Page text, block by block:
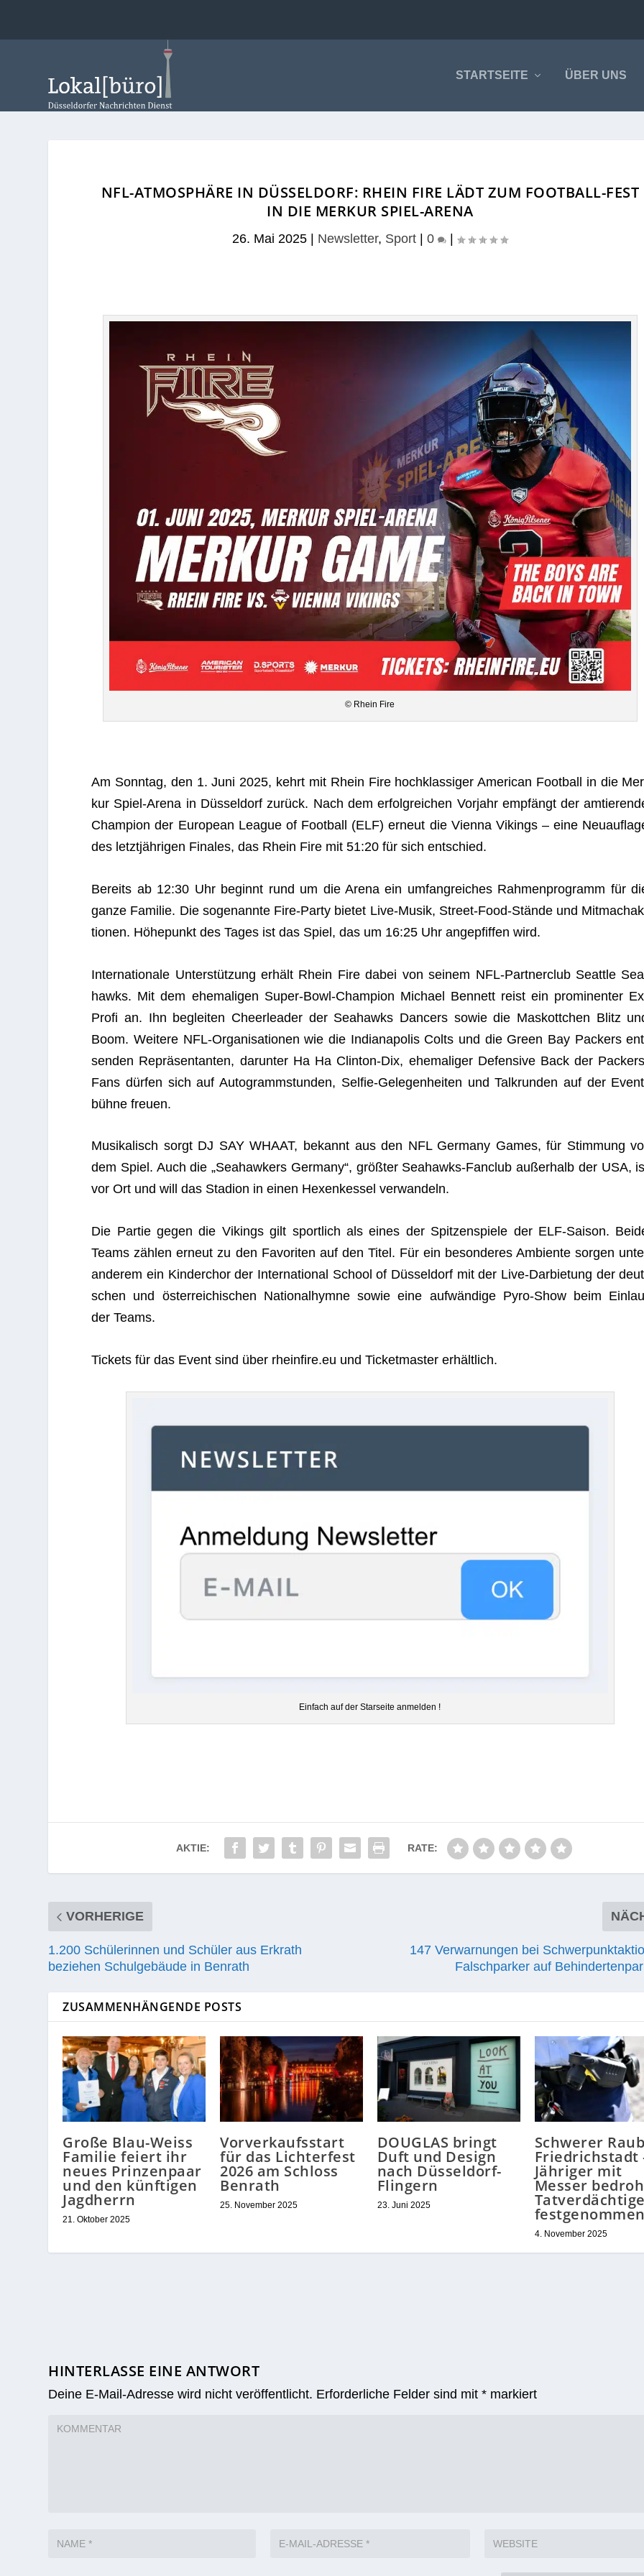
STARTSEITE ÜBER UNS
NFL-ATMOSPHÄRE IN DÜSSELDORF: RHEIN FIRE LÄDT ZUM FOOTBALL-FEST
IN DIE MERKUR SPIEL-ARENA
26. Mai 2025 Newsletter, Sport |0 |
© Rhein Fire
Am Sonn­tag, den 1. Juni 2025, kehrt mit Rhein Fire hoch­klas­si­ger Ame­ri­can Foot­ball in die
kur Spiel-Arena in Düs­sel­dorf zurück. Nach dem erfolg­rei­chen Vor­jahr emp­fängt der
Cham­pion der Euro­pean League of Foot­ball (ELF) erneut die Vienna Vikings – eine
des letzt­jäh­ri­gen Fina­les, das Rhein Fire mit 51:20 für sich entschied.
Bereits ab 12:30 Uhr beginnt rund um die Arena ein umfang­rei­ches Rah­men­pro­gramm für
ganze Fami­lie. Die soge­nannte Fire-Party bie­tet Live-Musik, Street-Food-Stände und
tio­nen. Höhe­punkt des Tages ist das Spiel, das um 16:25 Uhr ange­pfif­fen wird.
Inter­na­tio­nale Unter­stüt­zung erhält Rhein Fire dabei von sei­nem NFL-Part­ner­club Seat­tle
hawks. Mit dem ehe­ma­li­gen Super-Bowl-Cham­pion Michael Ben­nett reist ein pro­mi­nen­ter
Profi an. Ihn beglei­ten Cheer­lea­der der Sea­hawks Dancers sowie die Mas­kott­chen Blitz
Boom. Wei­tere NFL-Orga­ni­sa­tio­nen wie die India­na­po­lis Colts und die Green Bay Packers
sen­den Reprä­sen­tan­ten, dar­un­ter Ha Ha Clin­ton-Dix, ehe­ma­li­ger Defen­sive Back der
Fans dür­fen sich auf Auto­gramm­stun­den, Sel­fie-Gele­gen­hei­ten und Talk­run­den auf der
bühne freuen.
Musi­ka­lisch sorgt DJ SAY WHAAT, bekannt aus den NFL Ger­many Games, für Stim­mung
dem Spiel. Auch die „Sea­haw­kers Ger­many“, größ­ter Sea­hawks-Fan­club außer­halb der USA,
vor Ort und will das Sta­dion in einen Hexen­kes­sel verwandeln.
Die Par­tie gegen die Vikings gilt sport­lich als eines der Spit­zen­spiele der ELF-Sai­son.
Teams zäh­len erneut zu den Favo­ri­ten auf den Titel. Für ein beson­de­res Ambi­ente sor­gen
ande­rem ein Kin­der­chor der Inter­na­tio­nal School of Düs­sel­dorf mit der Live-Dar­bie­tung der
schen und öster­rei­chi­schen Natio­nal­hymne sowie eine auf­wän­dige Pyro-Show beim
der Teams.
Tickets für das Event sind über rheinfire.eu und Ticket­mas­ter erhältlich.
Ein­fach auf der Star­seite anmelden !
AKTIE: RATE:
VORHERIGE
1.200 Schülerinnen und Schüler aus Erkrath
beziehen Schulgebäude in Benrath
147 Verwarnungen bei
Falschparker auf
ZUSAMMENHÄNGENDE POSTS
Große Blau-Weiss
Familie feiert ihr
neues Prinzenpaar
und den künftigen
Jagdherrn
21. Oktober 2025
Vorverkaufsstart
für das Lichterfest
2026 am Schloss
Benrath
25. November 2025
DOUGLAS bringt
Duft und Design
nach Düsseldorf-
Flingern
23. Juni 2025
Schwerer
Friedrichstadt
Jähriger mit
Messer
4. November 2025
HINTERLASSE EINE ANTWORT
Deine E-Mail-Adresse wird nicht veröffentlicht. Erforderliche Felder sind mit* markiert